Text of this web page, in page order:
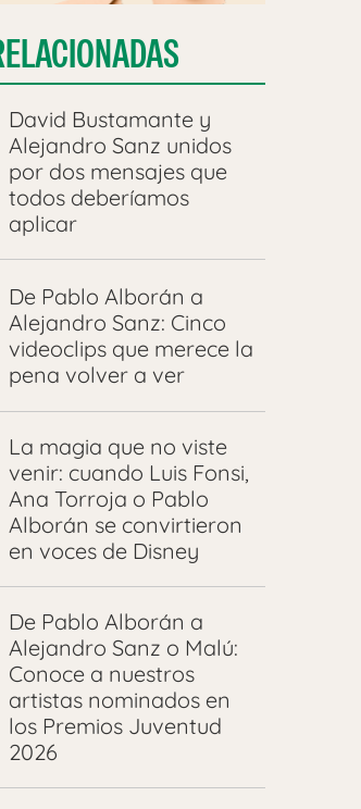
David Bustamante y
Alejandro Sanz unidos
por dos mensajes que
todos deberíamos
aplicar
De Pablo Alborán a
Alejandro Sanz: Cinco
videoclips que merece la
pena volver a ver
La magia que no viste
venir: cuando Luis Fonsi,
Ana Torroja o Pablo
Alborán se convirtieron
en voces de Disney
De Pablo Alborán a
Alejandro Sanz o Malú:
Conoce a nuestros
artistas nominados en
los Premios Juventud
2026